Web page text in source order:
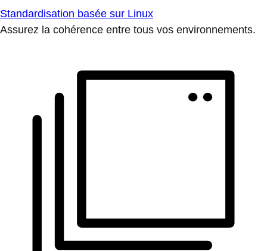
Standardisation basée sur Linux
Assurez la cohérence entre tous vos environnements.